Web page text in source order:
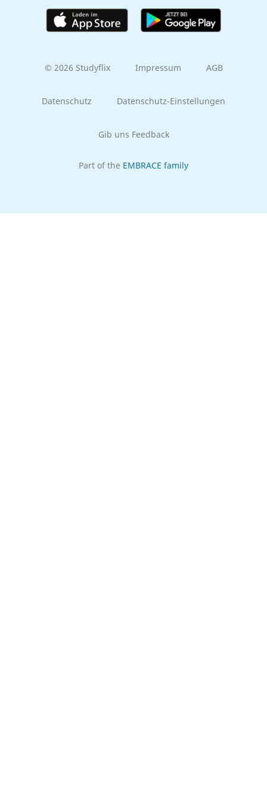
© 2026 Studyflix Impressum AGB
Datenschutz Datenschutz-Einstellungen
Gib uns Feedback
Part of the EMBRACE family